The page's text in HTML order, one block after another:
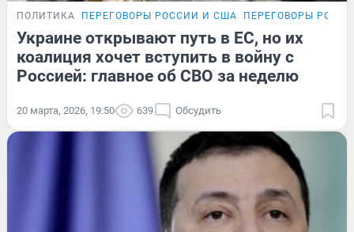
ПОЛИТИКА ПЕРЕГОВОРЫ РОССИИ И США ПЕРЕГОВОРЫ
Украине открывают путь в ЕС, но их
коалиция хочет вступить в войну с
Россией: главное об СВО за неделю
20 марта, 2026, 19:50 639 Обсудить